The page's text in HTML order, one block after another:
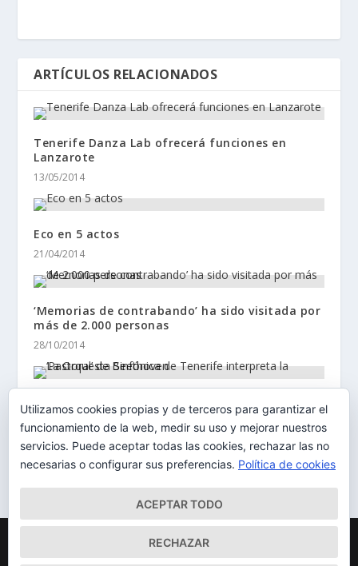
ARTÍCULOS RELACIONADOS
Tenerife Danza Lab ofrecerá funciones en
Lanzarote
13/05/2014
Eco en 5 actos
21/04/2014
‘Memorias de contrabando’ ha sido visitada por
más de 2.000 personas
28/10/2014
La Orquesta Sinfónica de Tenerife interpreta la
‘Pastoral’ de Beethoven
01/04/2014
Elegant Themes| Desarrollado por
Utilizamos cookies propias y de terceros para garantizar el
funcionamiento de la web, medir su uso y mejorar nuestros
servicios. Puede aceptar todas las cookies, rechazar las no
necesarias o configurar sus preferencias. Política de cookies
ACEPTAR TODO
RECHAZAR